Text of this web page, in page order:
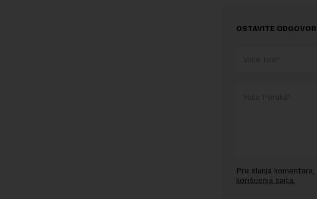
OSTAVITE ODGOVOR
Pre slanja
korišćenja sajta.